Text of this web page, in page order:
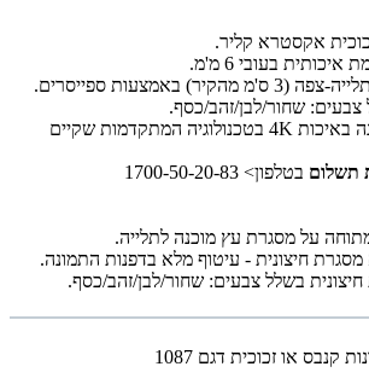
אקסטרא קליר.
בעובי 6 מ'מ.
באמצעות ספייסרים.
צבעים: שחור/לבן/זהב/כסף.
הדפסה על הזכוכית הינה באיכות 4K בטכנולוגיה המתקדמות שקיים
תשלום בטלפון> 1700-50-20-83
על מסגרת עץ מוכנה לתלייה.
מסגרת חיצונית - עיטוף מלא בדפנות התמונה.
בשלל צבעים: שחור/לבן/זהב/כסף.
קנבס או זכוכית דגם 1087